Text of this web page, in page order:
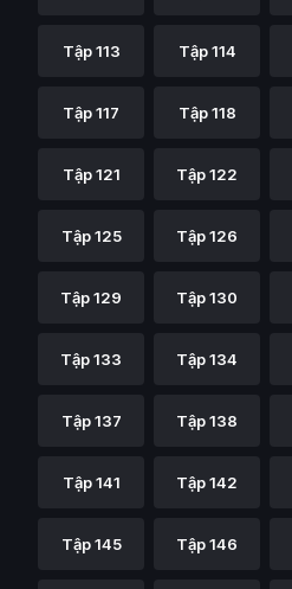
Tập 113 Tập 114
Tập 117 Tập 118
Tập 121 Tập 122
Tập 125 Tập 126
Tập 129 Tập 130
Tập 133 Tập 134
Tập 137 Tập 138
Tập 141 Tập 142
Tập 145 Tập 146